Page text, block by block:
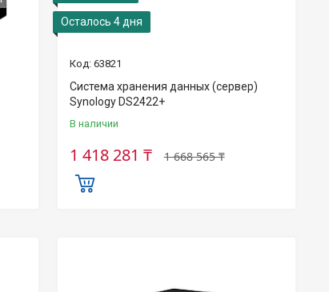
Осталось 4 дня
63821
Система хранения данных (сервер)
Synology DS2422+
В наличии
1 668 565 ₸
1 418 281 ₸